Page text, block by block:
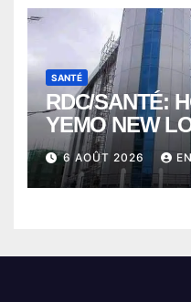
SANTÉ
RDC/SANTÉ:
YEMO NEW
PERD LE
6 AOÛT 2026